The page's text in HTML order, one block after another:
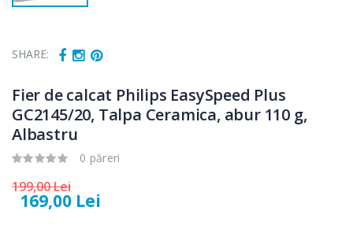
SHARE:
Fier de calcat Philips EasySpeed Plus
GC2145/20, Talpa Ceramica, abur 110 g,
Albastru
0 păreri
199,00 Lei
169,00 Lei